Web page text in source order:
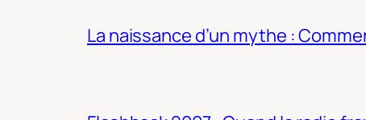
La naissance d’un mythe :